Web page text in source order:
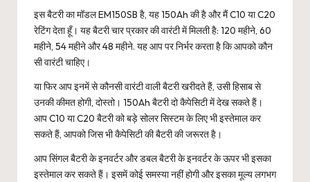
इस बैटरी का मॉडल EM150SB है, यह 150Ah की है और मैं C10 या C20
रेटिंग देता हूँ। यह बैटरी चार प्रकार की वारंटी में मिलती है: 120 महीने, 60
महीने, 54 महीने और 48 महीने. यह आप पर निर्भर करता है कि आपको कौन
सी वारंटी चाहिए।
या फिर आप इनमें से कौनसी वारंटी वाली बैटरी खरीदते हैं, उसी हिसाब से
उनकी कीमत होगी, दोस्तो। 150Ah बैटरी दो कैपेसिटी में देख सकते हैं।
आप C10 या C20 बैटरी को बड़े सोलर सिस्टम के लिए भी इस्तेमाल कर
सकते हैं, आपको जिस भी कैपेसिटी की बैटरी की जरूरत है।
आप सिंगल बैटरी के इनवर्टर और डबल बैटरी के इनवर्टर के ऊपर भी इसका
इस्तेमाल कर सकते हैं। इसमें कोई समस्या नहीं होगी और इसका मूल्य लगभग